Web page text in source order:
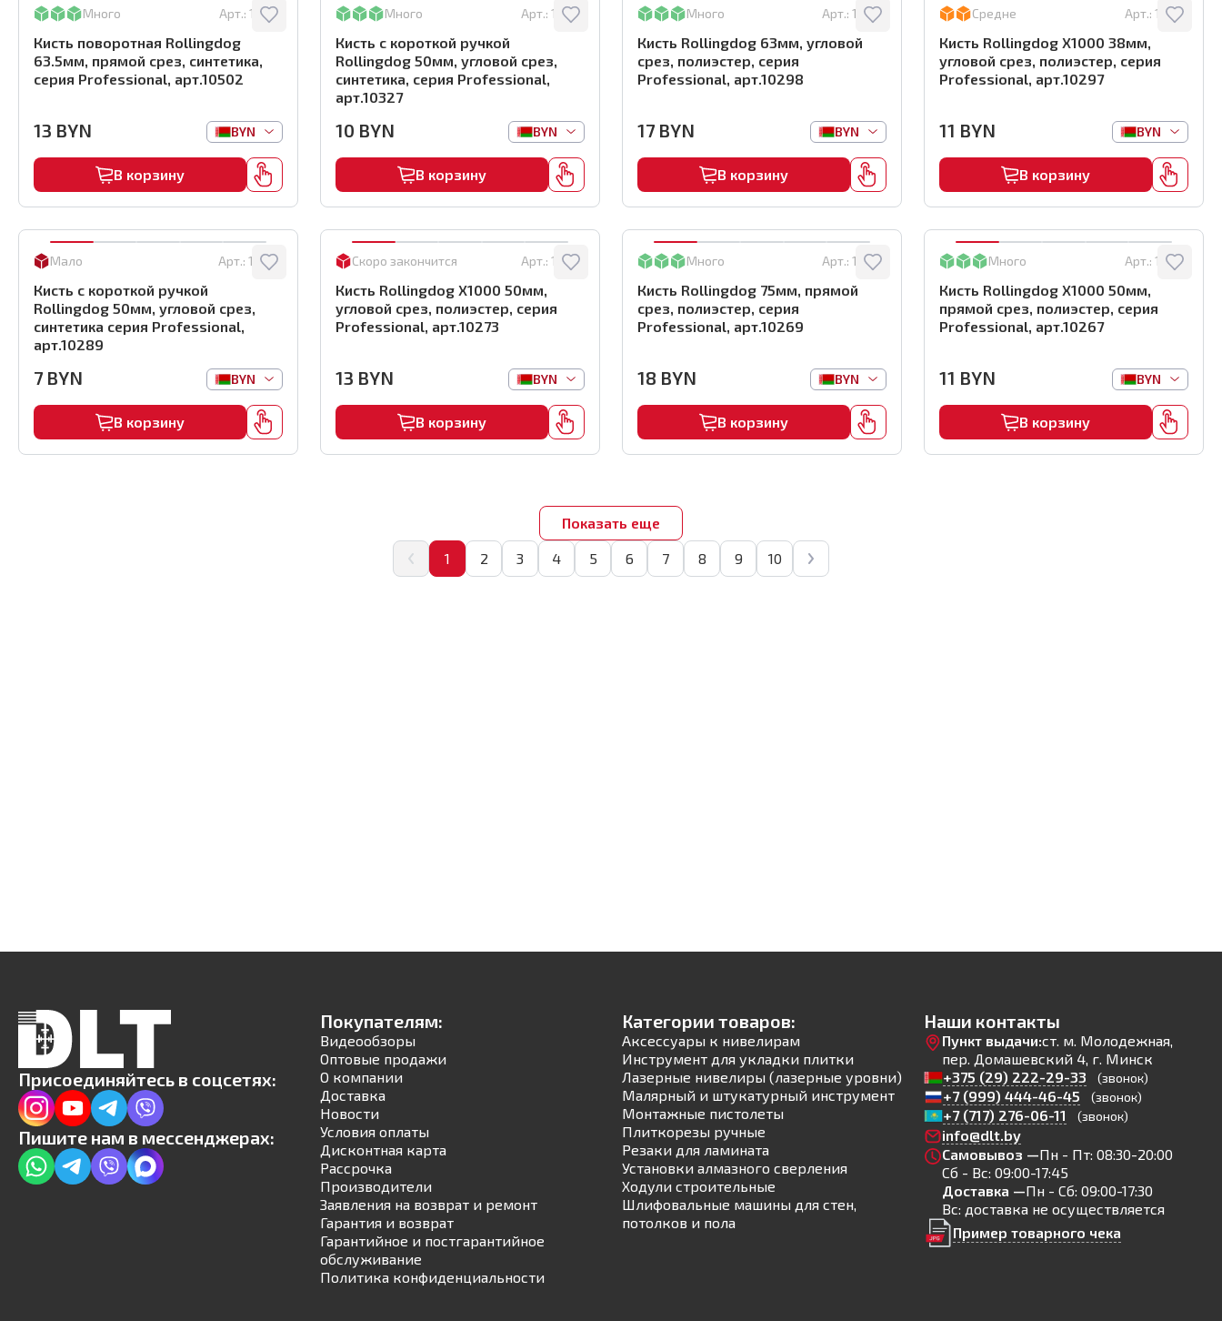
Много Арт.: 10502
Кисть поворотная Rollingdog
63.5мм, прямой срез, синтетика,
серия Professional, арт.10502
13 BYN BYN
В корзину
Много Арт.: 10327
Кисть с короткой ручкой
Rollingdog 50мм, угловой срез,
синтетика, серия Professional,
арт.10327
10 BYN BYN
В корзину
Много Арт.: 10298
Кисть Rollingdog 63мм, угловой
срез, полиэстер, серия
Professional, арт.10298
17 BYN BYN
В корзину
Средне Арт.: 10297
Кисть Rollingdog X1000 38мм,
угловой срез, полиэстер, серия
Professional, арт.10297
11 BYN BYN
В корзину
Мало Арт.: 10289
Кисть с короткой ручкой
Rollingdog 50мм, угловой срез,
синтетика серия Professional,
арт.10289
7 BYN BYN
В корзину
Скоро закончится Арт.: 10273
Кисть Rollingdog X1000 50мм,
угловой срез, полиэстер, серия
Professional, арт.10273
13 BYN BYN
В корзину
Много Арт.: 10269
Кисть Rollingdog 75мм, прямой
срез, полиэстер, серия
Professional, арт.10269
18 BYN BYN
В корзину
Много Арт.: 10267
Кисть Rollingdog X1000 50мм,
прямой срез, полиэстер, серия
Professional, арт.10267
11 BYN BYN
В корзину
Показать еще
1 2 3 4 5 6 7 8 9 10
Присоединяйтесь в соцсетях:
Пишите нам в мессенджерах:
Покупателям:
Видеообзоры
Оптовые продажи
О компании
Доставка
Новости
Условия оплаты
Дисконтная карта
Рассрочка
Производители
Заявления на возврат и ремонт
Гарантия и возврат
Гарантийное и постгарантийное
обслуживание
Политика конфиденциальности
Категории товаров:
Аксессуары к нивелирам
Инструмент для укладки плитки
Лазерные нивелиры (лазерные уровни)
Малярный и штукатурный инструмент
Монтажные пистолеты
Плиткорезы ручные
Резаки для ламината
Установки алмазного сверления
Ходули строительные
Шлифовальные машины для стен,
потолков и пола
Наши контакты
Пункт выдачи:ст. м. Молодежная,
пер. Домашевский 4, г. Минск
+375 (29) 222-29-33
(звонок)
+7 (999) 444-46-45 (звонок)
+7 (717) 276-06-11 (звонок)
info@dlt.by
Самовывоз —Пн - Пт: 08:30-20:00
Сб - Вс: 09:00-17:45
Доставка —Пн - Сб: 09:00-17:30
Вс: доставка не осуществляется
Пример товарного чека